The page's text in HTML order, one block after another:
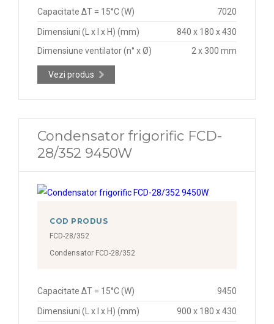
Capacitate ΔT = 15°C (W) 7020
Dimensiuni (L x l x H) (mm)
840 x 180 x 430
Dimensiune ventilator (n° x Ø)
2 x 300 mm
Vezi produs
Condensator frigorific FCD-
28/352 9450W
COD PRODUS
FCD-28/352
Condensator FCD-28/352
Capacitate ΔT = 15°C (W) 9450
Dimensiuni (L x l x H) (mm)
900 x 180 x 430